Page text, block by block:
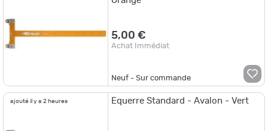
5,00 €
Achat Immédiat
Neuf - Sur commande
ajouté il y a 2 heures Equerre Standard - Avalon - Vert